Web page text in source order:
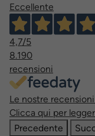
Eccellente
4,7/5
8.190
recensioni
Le nostre
Clicca qui per
Precedente